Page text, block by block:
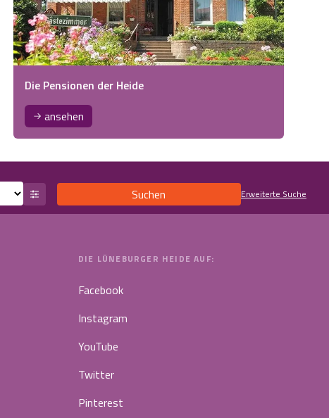
Die Pensionen der Heide
ansehen
Suchen
Erweiterte Suche
DIE LÜNEBURGER HEIDE AUF:
Facebook
Instagram
YouTube
Twitter
Pinterest